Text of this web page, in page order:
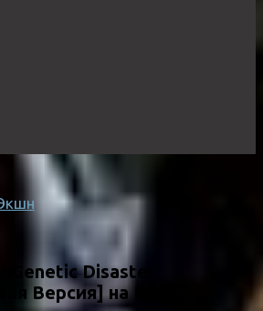
Genetic Disaster
Версия] на ПК